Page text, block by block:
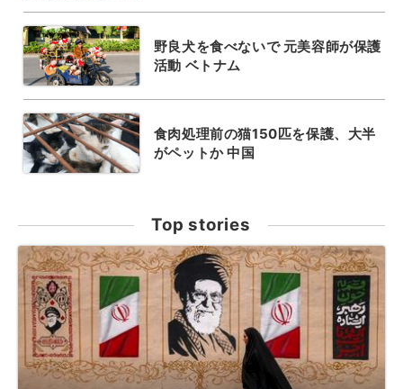
野良犬を食べないで 元美容師が保護
活動 ベトナム
食肉処理前の猫150匹を保護、大半
がペットか 中国
Top stories